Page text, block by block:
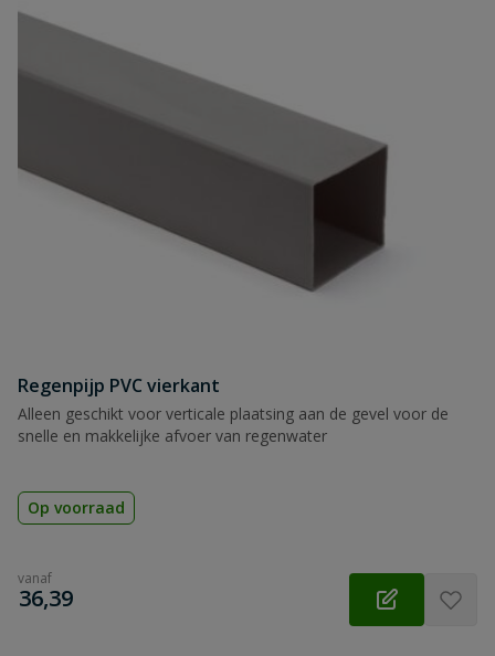
Regenpijp PVC vierkant
Alleen geschikt voor verticale plaatsing aan de gevel voor de
snelle en makkelijke afvoer van regenwater
Op voorraad
vanaf
€
36,39